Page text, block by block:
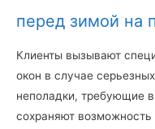
перед зимой на
Клиенты вызывают
окон в случае
неполадки, требующие
сохраняют возможность